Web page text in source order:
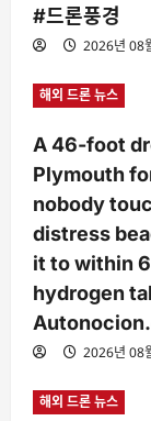
#드론풍경
2026년 08
해외 드론 뉴스
A 46-foot
Plymouth
nobody
distress
it to within
hydrogen
2026년 08
해외 드론 뉴스